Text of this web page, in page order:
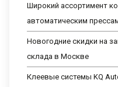
Широкий ассортимент
автоматическим
Новогодние скидки на
склада в Москве
Клеевые системы KQ